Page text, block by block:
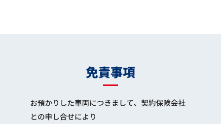
免責事項
お預かりした車両につきまして、契約保険会社
との申し合せにより